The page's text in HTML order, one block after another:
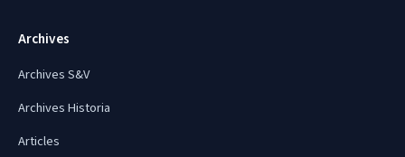
Archives
Archives S&V
Archives Historia
Articles